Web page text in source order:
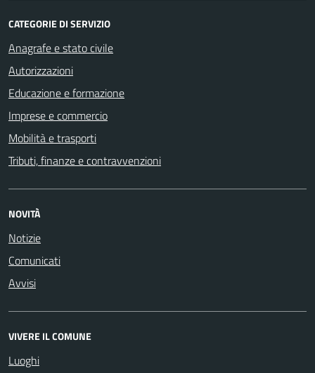
CATEGORIE DI SERVIZIO
Anagrafe e stato civile
Autorizzazioni
Educazione e formazione
Imprese e commercio
Mobilità e trasporti
Tributi, finanze e contravvenzioni
NOVITÀ
Notizie
Comunicati
Avvisi
VIVERE IL COMUNE
Luoghi